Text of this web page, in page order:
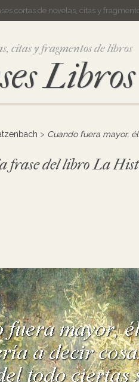
cortas de novelas, citas y
citas y fragmentos de libros
Libros
> Cuando fuera mayor,
frase del libro La